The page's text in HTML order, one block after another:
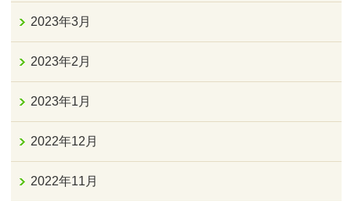
2023年3月
2023年2月
2023年1月
2022年12月
2022年11月